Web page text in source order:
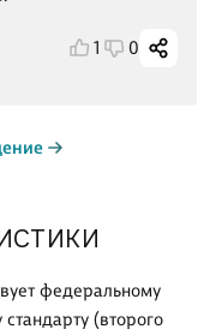
федеральному
(второго
1 0